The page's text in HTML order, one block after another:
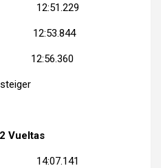
12:51.229
12:53.844
12:56.360
Vueltas
14:07.141